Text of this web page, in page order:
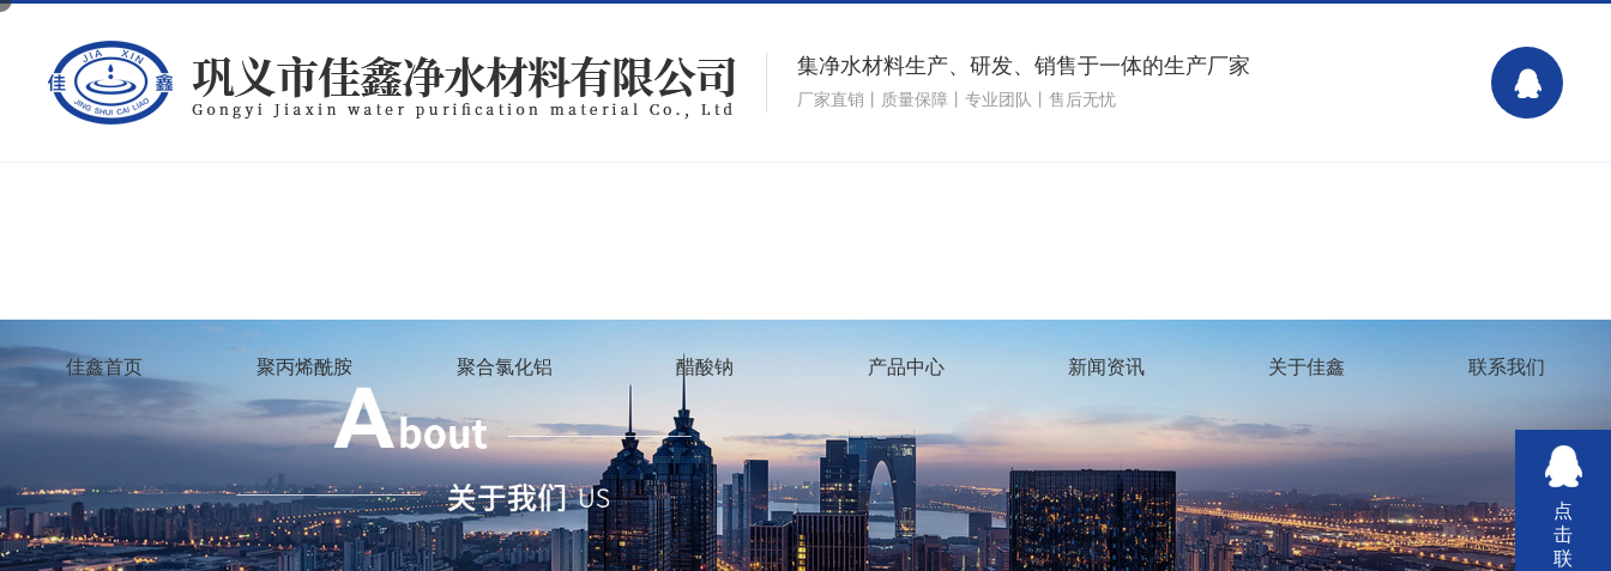
集净水材料生产、研发、销售于一体的生产厂家
厂家直销丨质量保障丨专业团队丨售后无忧
佳鑫首页 聚丙烯酰胺 聚合氯化铝 醋酸钠 产品中心 新闻资讯 关于佳鑫 联系我们
点
击
联